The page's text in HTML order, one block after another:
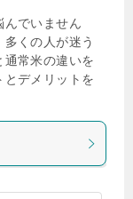
んでいません
くの人が迷う
通常米の違いを
とデメリットを